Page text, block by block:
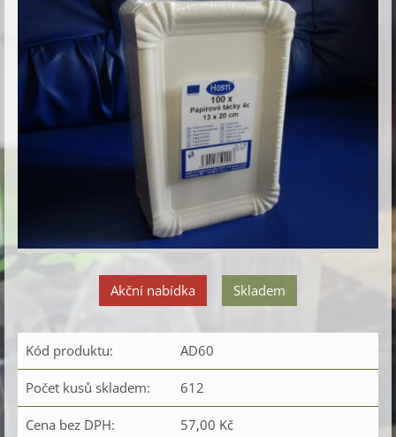
Akční nabídka Skladem
Kód produktu: AD60
Počet kusů skladem: 612
Cena bez DPH: 57,00 Kč